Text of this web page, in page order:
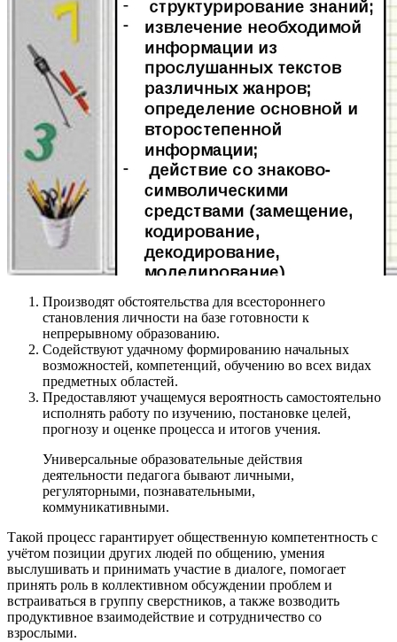
Производят обстоятельства для всестороннего
становления личности на базе готовности к
непрерывному образованию.
Содействуют удачному формированию начальных
возможностей, компетенций, обучению во всех видах
предметных областей.
Предоставляют учащемуся вероятность самостоятельно
исполнять работу по изучению, постановке целей,
прогнозу и оценке процесса и итогов учения.
Универсальные образовательные действия
деятельности педагога бывают личными,
регуляторными, познавательными,
коммуникативными.
Такой процесс гарантирует общественную компетентность с
учётом позиции других людей по общению, умения
выслушивать и принимать участие в диалоге, помогает
принять роль в коллективном обсуждении проблем и
встраиваться в группу сверстников, а также возводить
продуктивное взаимодействие и сотрудничество со
взрослыми.